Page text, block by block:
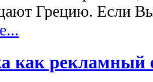
Грецию. Если
как рекламный